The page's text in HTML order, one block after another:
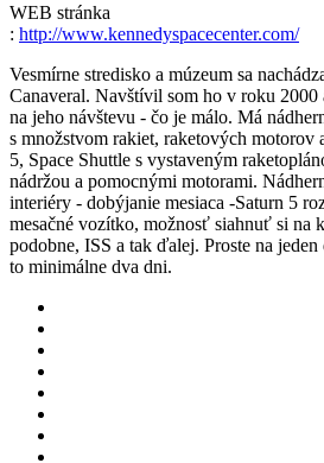
WEB stránka
: http://www.kennedyspacecenter.com/
Vesmírne stredisko a múzeum sa
Canaveral. Navštívil som ho v roku 2000
na jeho návštevu - čo je málo. Má
s množstvom rakiet, raketových motorov
5, Space Shuttle s vystaveným
nádržou a pomocnými motorami.
interiéry - dobýjanie mesiaca -Saturn 5
mesačné vozítko, možnosť siahnuť si na
podobne, ISS a tak ďalej. Proste na
to minimálne dva dni.